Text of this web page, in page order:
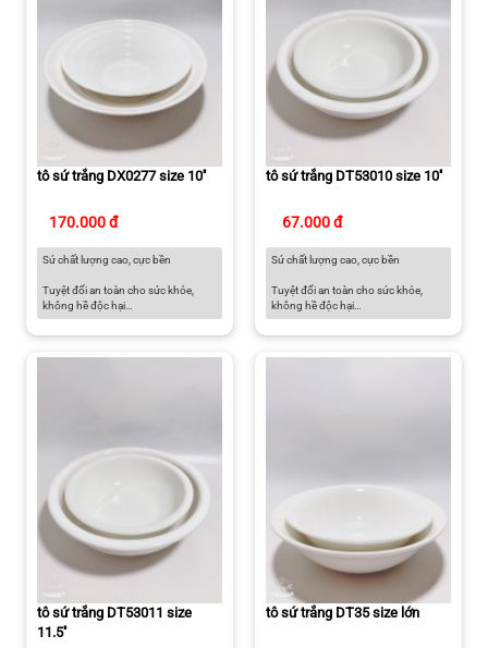
tô sứ trắng DX0277 size 10''
170.000 đ
Sứ chất lượng cao, cực bền
Tuyệt đối an toàn cho sức khỏe,
không hề độc hại
Có thể sử dụng trong lò vi sóng, lò
tô sứ trắng DT53010 size 10''
67.000 đ
Sứ chất lượng cao, cực bền
Tuyệt đối an toàn cho sức khỏe,
không hề độc hại
Có thể sử dụng trong lò vi sóng, lò
tô sứ trắng DT53011 size
11.5''
tô sứ trắng DT35 size lớn